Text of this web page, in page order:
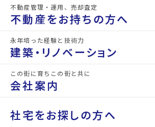
不動産を買いたい方へ
space_dashboard
エリアから探す
space_dashboard
不動産管理・運用、売却査定
不動産をお持ちの方へ
不動産をお持ちの方へ
山一地所の賃貸管理
不動産を貸すまでの流れ
空き家サポートサービス
永年培った経験と技術力
建築・リノベーション
建築・リノベーション
Renotta（リノッタ）
この街に育ちこの街と共に
会社案内
会社案内
社宅をお探しの方へ
356m